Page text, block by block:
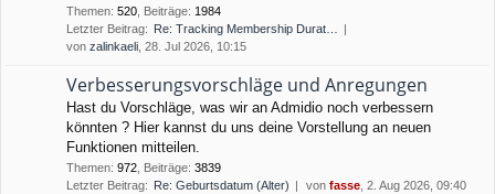
Themen: 520 Beiträge: 1984
Letzter Beitrag: Re: Tracking Membership Durat…
von zalinkaeli , 28. Jul 2026, 10:15
Verbesserungsvorschläge und Anregungen
Hast du Vorschläge, was wir an Admidio noch verbessern
könnten ? Hier kannst du uns deine Vorstellung an neuen
Funktionen mitteilen.
Themen: 972 Beiträge: 3839
Letzter Beitrag: Re: Geburtsdatum (Alter) von fasse , 2. Aug 2026, 09:40